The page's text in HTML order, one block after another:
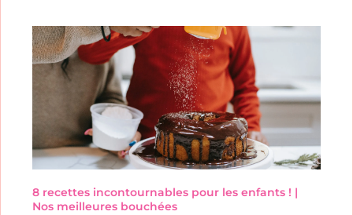
8 recettes incontournables pour les enfants ! |
Nos meilleures bouchées